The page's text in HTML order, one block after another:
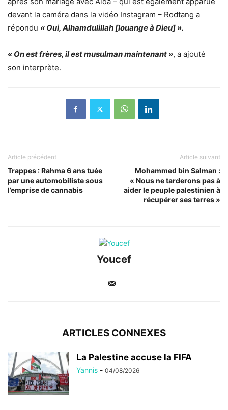
devant la caméra dans la vidéo Instagram – Rodtang a
répondu « Oui, Alhamdulillah [louange à Dieu] ».
« On est frères, il est musulman maintenant », a ajouté
son interprète.
Article précédent
Trappes : Rahma 6 ans tuée
par une automobiliste sous
l’emprise de cannabis
Article suivant
Mohammed bin Salman :
« Nous ne tarderons pas à
aider le peuple palestinien à
récupérer ses terres »
Youcef
ARTICLES CONNEXES
La Palestine accuse la FIFA
Yannis - 04/08/2026